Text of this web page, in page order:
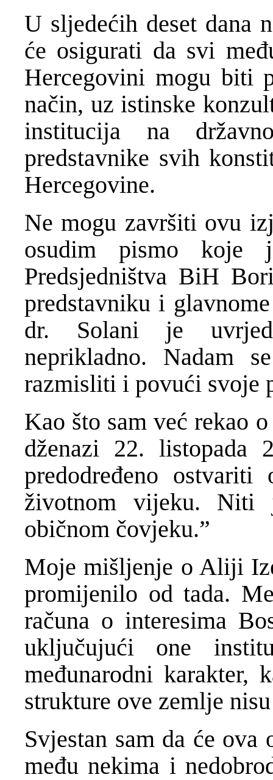
U sljedećih deset dana
će osigurati da svi
Hercegovini mogu biti
način, uz istinske
institucija na
predstavnike svih
Hercegovine.
Ne mogu završiti ovu
osudim pismo koje
Predsjedništva BiH
predstavniku i
dr. Solani je
neprikladno. Nadam
razmisliti i povući svoje
Kao što sam već rekao
dženazi 22. listopada
predodređeno
životnom vijeku. Niti
običnom čovjeku.”
Moje mišljenje o Aliji
promijenilo od tada.
računa o interesima
uključujući one
međunarodni karakter,
strukture ove zemlje
Svjestan sam da će
među nekima i